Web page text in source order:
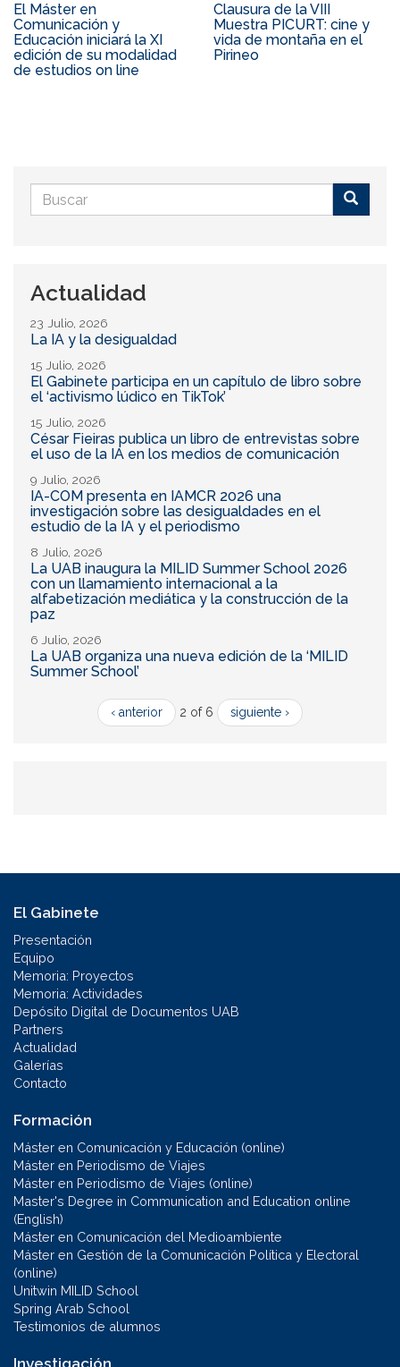
El Máster en
Comunicación y
Educación iniciará la XI
edición de su modalidad
de estudios on line
Clausura de la VIII
Muestra PICURT: cine y
vida de montaña en el
Pirineo
Formulario
de
Actualidad
23 Julio, 2026
La IA y la desigualdad
15 Julio, 2026
El Gabinete participa en un capítulo de libro sobre
el ‘activismo lúdico en TikTok’
15 Julio, 2026
César Fieiras publica un libro de entrevistas sobre
el uso de la IA en los medios de comunicación
9 Julio, 2026
IA-COM presenta en IAMCR 2026 una
investigación sobre las desigualdades en el
estudio de la IA y el periodismo
8 Julio, 2026
La UAB inaugura la MILID Summer School 2026
con un llamamiento internacional a la
alfabetización mediática y la construcción de la
paz
6 Julio, 2026
La UAB organiza una nueva edición de la ‘MILID
Summer School’
‹ anterior 2 of 6 siguiente ›
El Gabinete
Presentación
Equipo
Memoria: Proyectos
Memoria: Actividades
Depósito Digital de Documentos UAB
Partners
Actualidad
Galerías
Contacto
Formación
Máster en Comunicación y Educación (online)
Máster en Periodismo de Viajes
Máster en Periodismo de Viajes (online)
Master's Degree in Communication and Education online
(English)
Máster en Comunicación del Medioambiente
Máster en Gestión de la Comunicación Política y Electoral
(online)
Unitwin MILID School
Spring Arab School
Testimonios de alumnos